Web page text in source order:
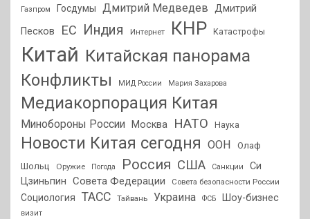
Газпром Госдумы Дмитрий Медведев Дмитрий
Песков
ЕС Индия Интернет КНР Катастрофы
Китай Китайская панорама
Конфликты
МИД России Мария Захарова
Медиакорпорация Китая
Минобороны России Москва НАТО Наука
Новости Китая сегодня ООН
Олаф
Шольц
Оружие Погода Россия США Санкции
Си
Цзиньпин Совета Федерации Совета безопасности России
Социология ТАСС Тайвань Украина ФСБ Шоу-бизнес
визит